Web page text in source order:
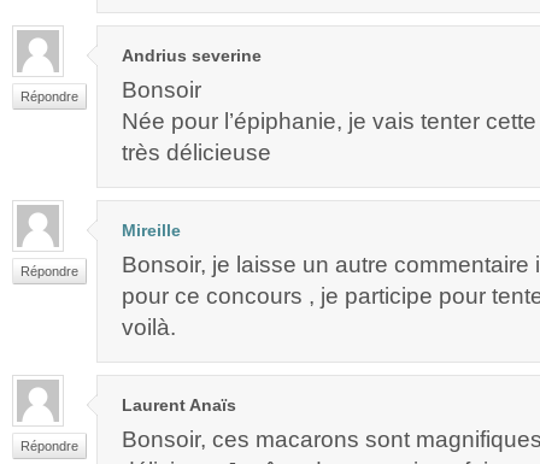
Répondre
Andrius severine
Bonsoir
Née pour l’épiphanie, je vais tenter
très délicieuse
Répondre
Mireille
Bonsoir, je laisse un autre commentaire
pour ce concours , je participe pour
voilà.
Répondre
Laurent Anaïs
Bonsoir, ces macarons sont